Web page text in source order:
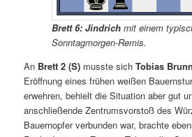
Brett 6: Jindrich mit einem
Sonntagmorgen-Remis.
An Brett 2 (S) musste sichTobias
Eröffnung eines frühen weißen
erwehren, behielt die Situation aber gut
anschließende Zentrumsvorstoß des
Bauernopfer verbunden war, brachte